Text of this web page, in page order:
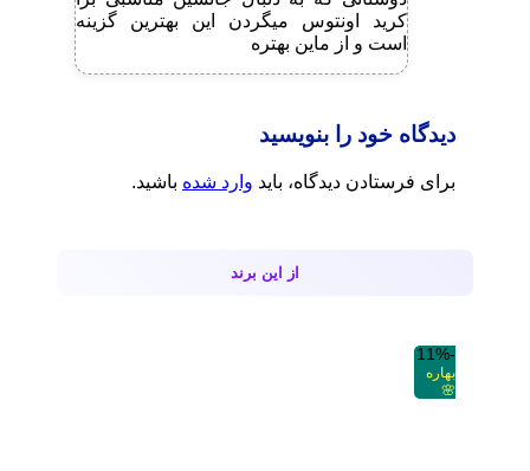
کرید اونتوس میگردن این بهترین گزینه
است و از ماین بهتره
دیدگاه خود را بنویسید
برای فرستادن دیدگاه، باید وارد شده باشید.
از این برند
-11%